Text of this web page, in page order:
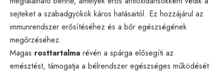
sejteket a szabadgyökök káros hatásaitól. Ez hozzájárul az
immunrendszer erősítéséhez és a bőr egészségének
megőrzéséhez.
Magas rosttartalma révén a spárga elősegíti az
emésztést, támogatja a bélrendszer egészséges működését